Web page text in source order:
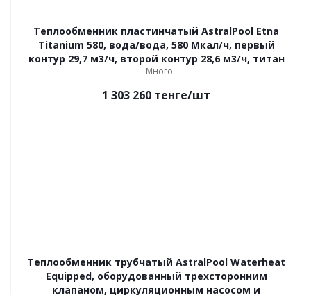
Теплообменник пластинчатый AstralPool Etna
Titanium 580, вода/вода, 580 Мкал/ч, первый
контур 29,7 м3/ч, второй контур 28,6 м3/ч, титан
Много
1 303 260 тенге/шт
Теплообменник трубчатый AstralPool Waterheat
Equipped, оборудованный трехсторонним
клапаном, циркуляционным насосом и